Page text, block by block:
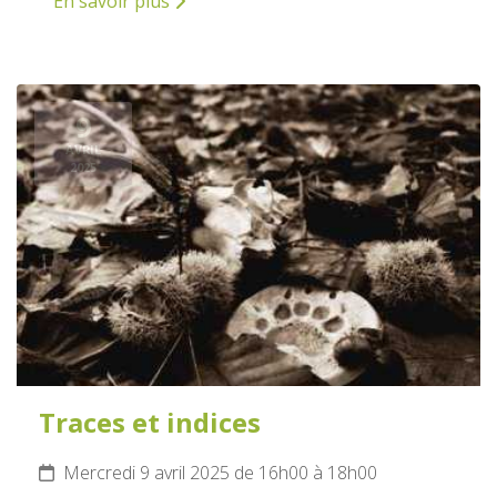
9
AVRIL
2025
Traces et indices
Mercredi 9 avril 2025 de 16h00 à 18h00